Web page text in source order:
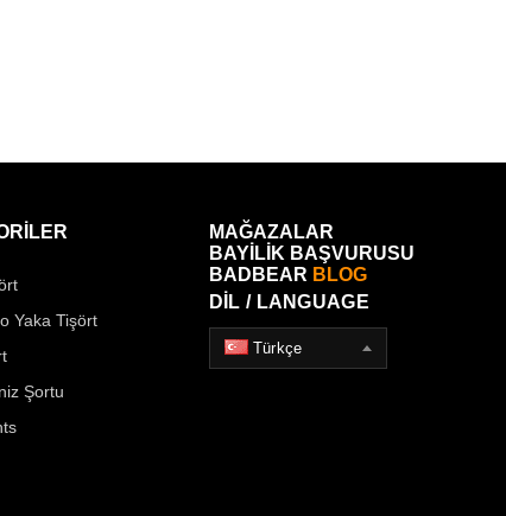
Yaka Tişört
Şortu
MAĞAZALAR
BAYİLİK BAŞVURUSU
BADBEAR BLOG
DİL / LANGUAGE
Türkçe